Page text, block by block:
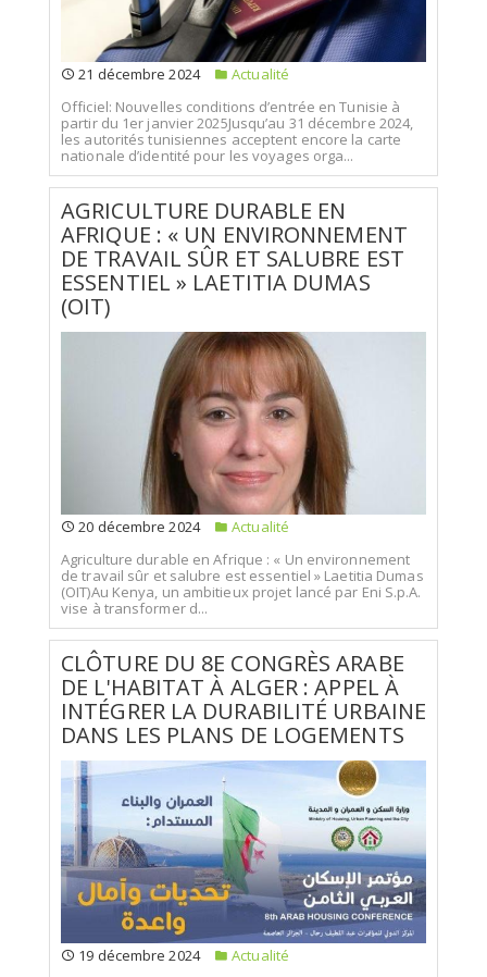
21 décembre 2024
Actualité
Officiel: Nouvelles conditions d’entrée en Tunisie à
partir du 1er janvier 2025Jusqu’au 31 décembre 2024,
les autorités tunisiennes acceptent encore la carte
nationale d’identité pour les voyages orga...
AGRICULTURE DURABLE EN
AFRIQUE : « UN ENVIRONNEMENT
DE TRAVAIL SÛR ET SALUBRE EST
ESSENTIEL » LAETITIA DUMAS
(OIT)
20 décembre 2024
Actualité
Agriculture durable en Afrique : « Un environnement
de travail sûr et salubre est essentiel » Laetitia Dumas
(OIT)Au Kenya, un ambitieux projet lancé par Eni S.p.A.
vise à transformer d...
CLÔTURE DU 8E CONGRÈS ARABE
DE L'HABITAT À ALGER : APPEL À
INTÉGRER LA DURABILITÉ URBAINE
DANS LES PLANS DE LOGEMENTS
19 décembre 2024
Actualité